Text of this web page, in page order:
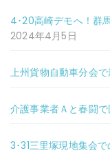
4･20高崎デモへ！群
2024年4月5日
上州貨物自動車分会
介護事業者Ａと春闘
3･31三里塚現地集会